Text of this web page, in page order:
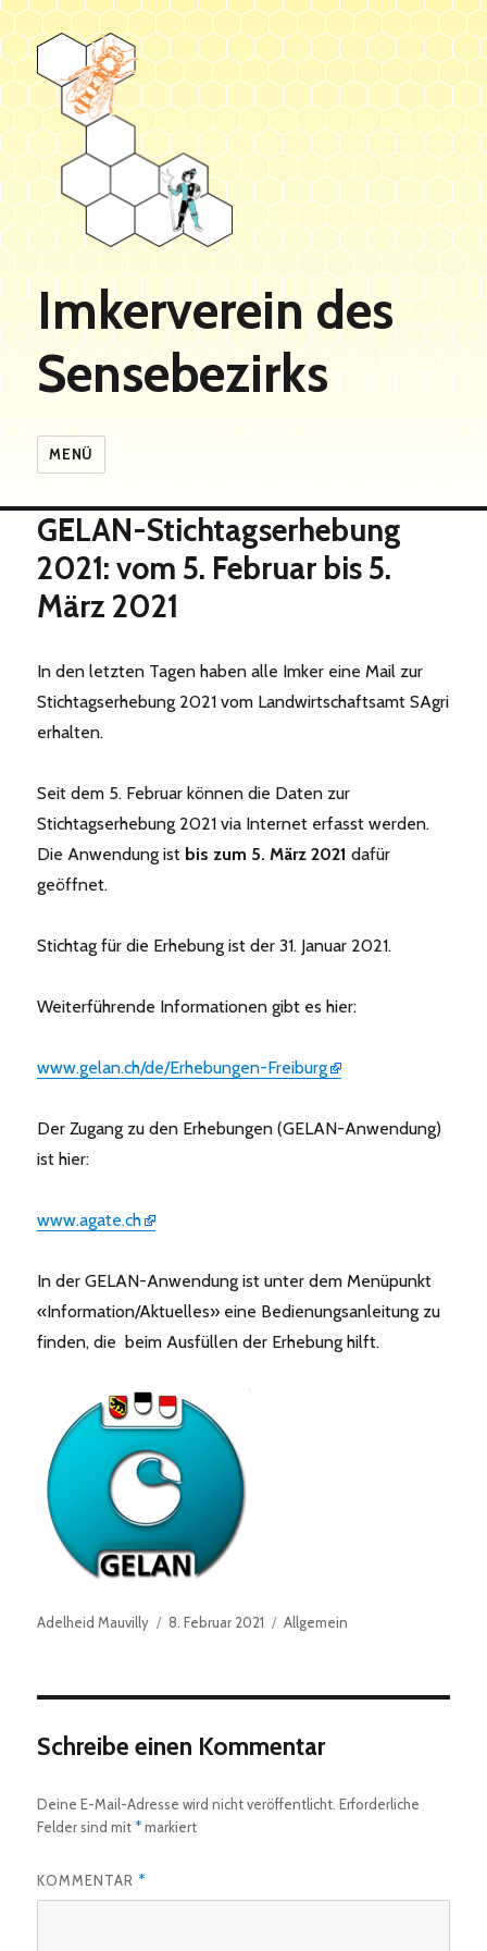
Imkerverein des
Sensebezirks
MENÜ
GELAN-Stichtagserhebung
2021: vom 5. Februar bis 5.
März 2021
In den letzten Tagen haben alle Imker eine Mail zur
Stichtagserhebung 2021 vom Landwirtschaftsamt SAgri
erhalten.
Seit dem 5. Februar können die Daten zur
Stichtagserhebung 2021 via Internet erfasst werden.
Die Anwendung ist bis zum 5. März 2021dafür
geöffnet.
Stichtag für die Erhebung ist der 31. Januar 2021.
Weiterführende Informationen gibt es hier:
www.gelan.ch/de/Erhebungen-Freiburg
Der Zugang zu den Erhebungen (GELAN-Anwendung)
ist hier:
www.agate.ch
In der GELAN-Anwendung ist unter dem Menüpunkt
«Information/Aktuelles» eine Bedienungsanleitung zu
finden, die beim Ausfüllen der Erhebung hilft.
Autor
Adelheid Mauvilly
Veröffentlicht
8. Februar 2021 Kategorien
Allgemein
Schreibe einen Kommentar
Deine E-Mail-Adresse wird nicht veröffentlicht. Erforderliche
Felder sind mit *markiert
KOMMENTAR *